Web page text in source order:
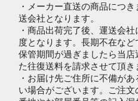
・メーカー直送の商品につ
送会社となります。
・商品出荷完了後、運送会
度となります。長期不在な
保管期間が過ぎましたら当
た往復送料を請求させて頂き
・お届け先ご住所に不備が
い場合がございます。ご注